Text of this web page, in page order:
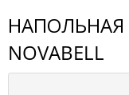
NOVABELL